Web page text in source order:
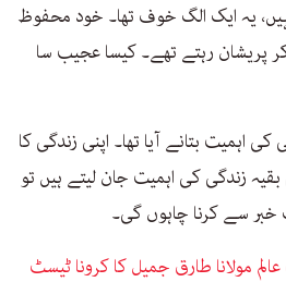
یہ ایک الگ خوف تھا۔ خود محفوظ
پریشان رہتے تھے۔ کیسا عجیب سا
کی اہمیت بتانے آیا تھا۔ اپنی زندگی کا
بقیہ زندگی کی اہمیت جان لیتے ہیں تو
خبر سے کرنا چاہوں گی۔
مولانا طارق جمیل کا کرونا ٹیسٹ